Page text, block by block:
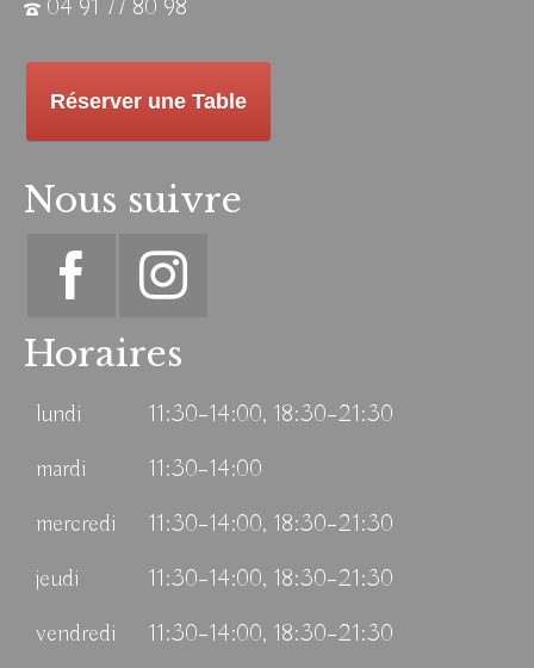
04 91 77 80 98
Réserver une Table
Nous suivre
Horaires
lundi
11:30–14:00, 18:30–21:30
mardi
11:30–14:00
mercredi
11:30–14:00, 18:30–21:30
jeudi
11:30–14:00, 18:30–21:30
vendredi
11:30–14:00, 18:30–21:30